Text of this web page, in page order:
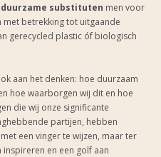
duurzame substituten men voor
betrekking tot uitgaande
gerecycled plastic óf biologisch
aan het denken: hoe duurzaam
hoe waarborgen wij dit en hoe
die wij onze significante
partijen, hebben
een vinger te wijzen, maar ter
en een golf aan